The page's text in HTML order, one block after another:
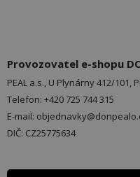
Provozovatel e-shopu
PEAL a.s., U Plynárny 412/101,
Telefon: +420 725 744 315
E-mail:
DIČ: CZ25775634